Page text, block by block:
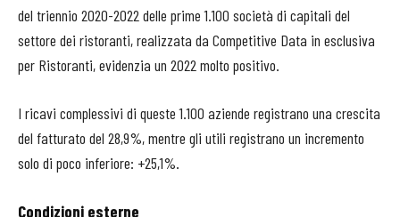
del triennio 2020-2022 delle prime 1.100 società di capitali del
settore dei ristoranti, realizzata da Competitive Data in esclusiva
per Ristoranti, evidenzia un 2022 molto positivo.
I ricavi complessivi di queste 1.100 aziende registrano una crescita
del fatturato del 28,9%, mentre gli utili registrano un incremento
solo di poco inferiore: +25,1%.
Condizioni esterne